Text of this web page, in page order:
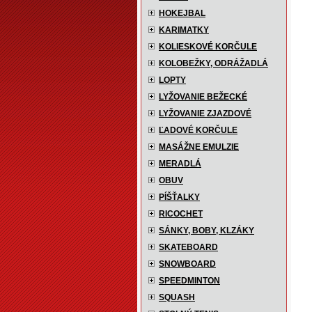
HOKEJBAL
KARIMATKY
KOLIESKOVÉ KORČULE
KOLOBEŽKY, ODRÁŽADLÁ
LOPTY
LYŽOVANIE BEŽECKÉ
LYŽOVANIE ZJAZDOVÉ
ĽADOVÉ KORČULE
MASÁŽNE EMULZIE
MERADLÁ
OBUV
PÍŠŤALKY
RICOCHET
SÁNKY, BOBY, KLZÁKY
SKATEBOARD
SNOWBOARD
SPEEDMINTON
SQUASH